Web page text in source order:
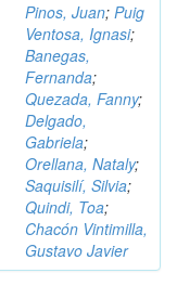
Pinos, Juan; Puig
Ventosa, Ignasi;
Banegas,
Fernanda;
Quezada, Fanny;
Delgado,
Gabriela;
Orellana, Nataly;
Saquisilí, Silvia;
Quindi, Toa;
Chacón Vintimilla,
Gustavo Javier